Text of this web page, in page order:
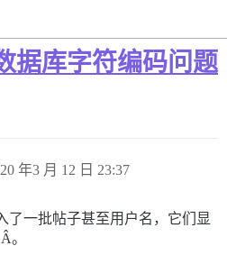
据库字符编码问题
年3 月 12 日 23:37
了一批帖子甚至用户名，它们显
。